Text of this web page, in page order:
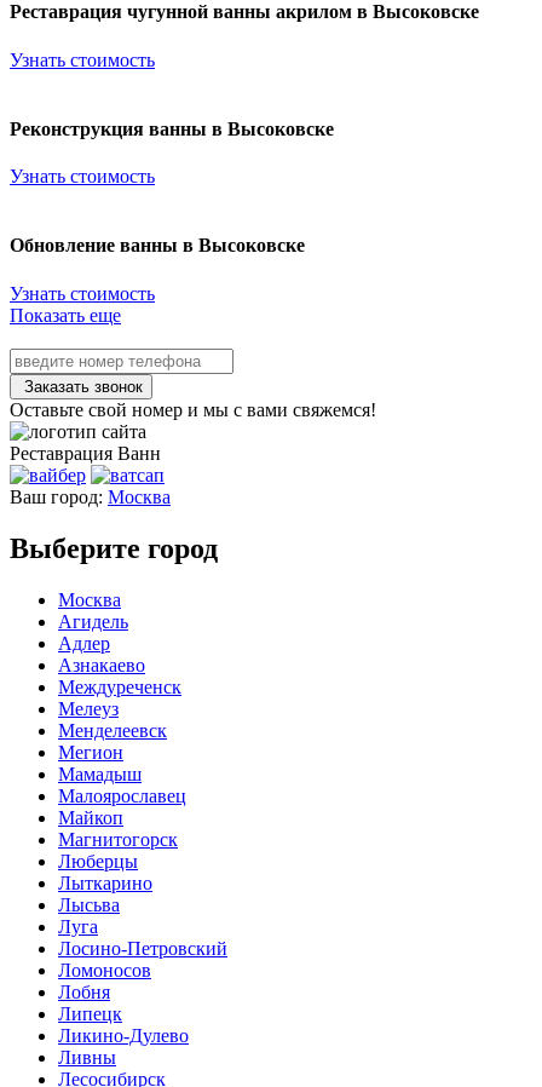
Реставрация чугунной ванны акрилом в Высоковске
Узнать стоимость
Реконструкция ванны в Высоковске
Узнать стоимость
Обновление ванны в Высоковске
Узнать стоимость
Показать еще
Заказать звонок
Оставьте свой номер и мы с вами свяжемся!
Реставрация Ванн
Ваш город: Москва
Выберите город
Москва
Агидель
Адлер
Азнакаево
Междуреченск
Мелеуз
Менделеевск
Мегион
Мамадыш
Малоярославец
Майкоп
Магнитогорск
Люберцы
Лыткарино
Лысьва
Луга
Лосино-Петровский
Ломоносов
Лобня
Липецк
Ликино-Дулево
Ливны
Лесосибирск